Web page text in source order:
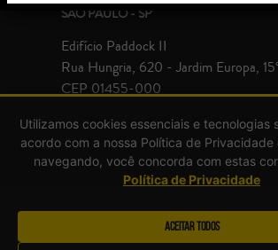
SÃO PAULO - SP
Edifício Paddock II
Rua Hungria, 620 - Jardim Europa,
CEP 01455-000
+55 51 3093.7300
Utilizamos cookies essenciais e tecnologias
acordo com a nossa Política de Privacidade
navegando, você concorda com estas
Política de Privacidade
Aceitar Todos